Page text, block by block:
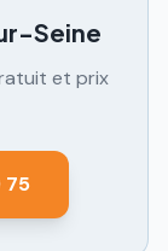
Seine
et prix
75